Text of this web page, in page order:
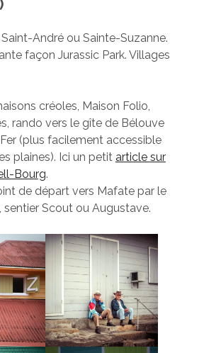
André ou Sainte-Suzanne.
façon Jurassic Park. Villages
créoles, Maison Folio,
rando vers le gîte de Bélouve
(plus facilement accessible
plaines). Ici un petit article sur
Bourg.
de départ vers Mafate par le
Scout ou Augustave.